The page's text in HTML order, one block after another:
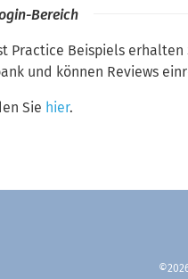
Bereich
Practice Beispiels
und können Reviews
Sie hier.